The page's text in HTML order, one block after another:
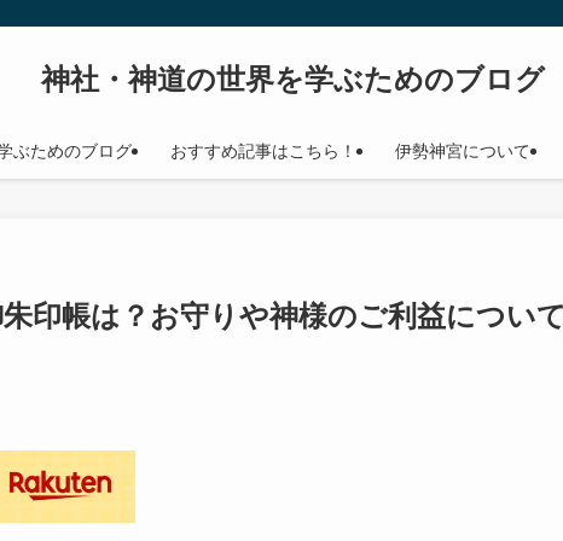
神社・神道の世界を学ぶためのブログ
ぶためのブログ おすすめ記事はこちら！ 伊勢神宮について
印帳は？お守りや神様のご利益について